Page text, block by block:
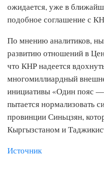
ожидается, уже в
подобное соглашение с
По мнению аналитиков,
развитию отношений в
что КНР надеется
многомиллиардный
инициативы «Один пояс
пытается нормализовать
провинции Синьцзян,
Кыргызстаном и
Источник